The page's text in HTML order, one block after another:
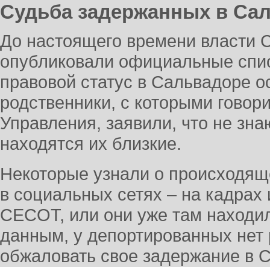
Судьба задержанных в
До настоящего времени
опубликовали официальные
правовой статус в Сальвадоре
родственники, с которыми
Управления, заявили, что не
находятся их близкие.
Некоторые узнали о
в социальных сетях – на кадрах
CECOT, или они уже там
данным, у депортированных нет
обжаловать свое задержание в